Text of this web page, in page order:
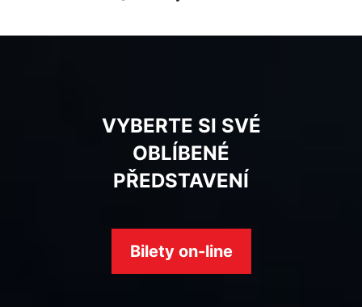
VYBERTE SI SVÉ
OBLÍBENÉ
PŘEDSTAVENÍ
Bilety on-line